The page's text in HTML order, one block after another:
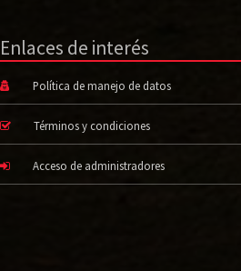
Enlaces de interés
Política de manejo de datos
Términos y condiciones
Acceso de administradores